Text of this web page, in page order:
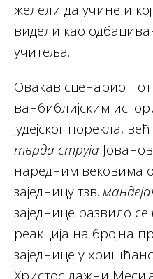
желели да учине и
видели као
учитеља.
Овакав сценарио
ванбиблијским
јудејског порекла,
тврда струја
наредним вековима
заједницу тзв.
заједнице развило
реакција на бројна
заједнице у